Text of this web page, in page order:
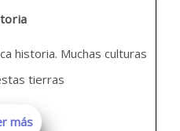
historia. Muchas culturas
tierras
más